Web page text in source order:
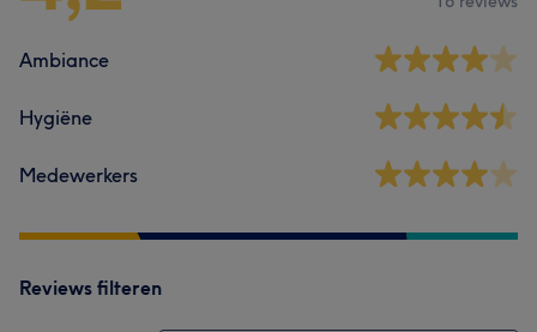
Ambiance
Hygiëne
Medewerkers
Reviews filteren